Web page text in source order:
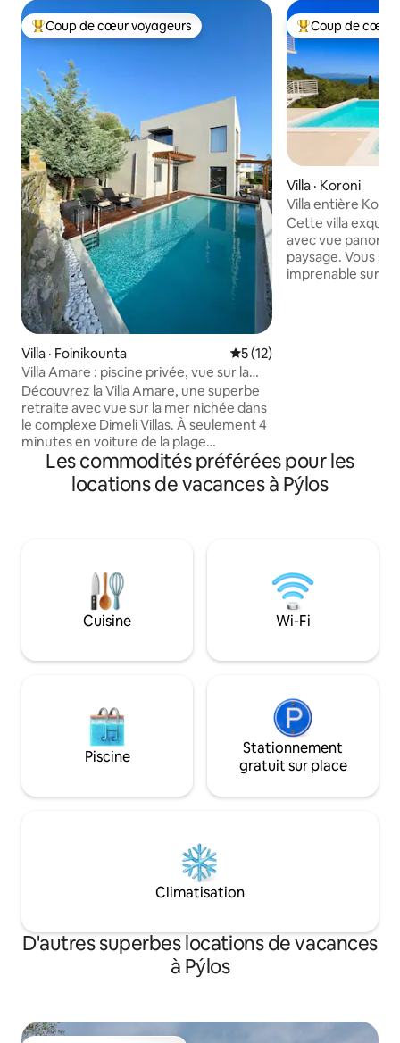
Coup de cœur voyageurs parmi les plus aimés
Coup de cœur voyageurs
Villa · Foinikounta Note moyenne de 5 sur 5,
5 (12)
Villa Amare : piscine privée, vue sur la
mer, Wi-Fi Starlink
Découvrez la Villa Amare, une superbe
retraite avec vue sur la mer nichée dans
le complexe Dimeli Villas. À seulement 4
minutes en voiture de la plage
immaculée de Loutsa et à 5 minutes de
la charmante ville de Finikounta, la Villa
Amare offre une escapade idyllique.
historique (25 minutes). Plongez dans le
luxe et la commodité à la Villa Amare,
votre porte d'entrée vers le meilleur de
la beauté côtière de Messinia.
Coup de cœur
Coup de cœur
Villa · Koroni
Villa entière
panoramique
Cette villa
avec vue
paysage. Vous
imprenable sur la
Les commodités préférées pour les
locations de vacances à Pýlos
Cuisine Wi-Fi
Piscine
Stationnement
gratuit sur place
Climatisation
D'autres superbes locations de vacances
à Pýlos